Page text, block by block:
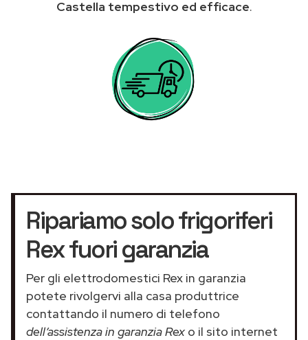
Castella tempestivo ed efficace.
Ripariamo solo frigoriferi
Rex fuori garanzia
Per gli elettrodomestici Rex in garanzia
potete rivolgervi alla casa produttrice
contattando il numero di telefono
dell’assistenza in garanzia Rex o il sito internet